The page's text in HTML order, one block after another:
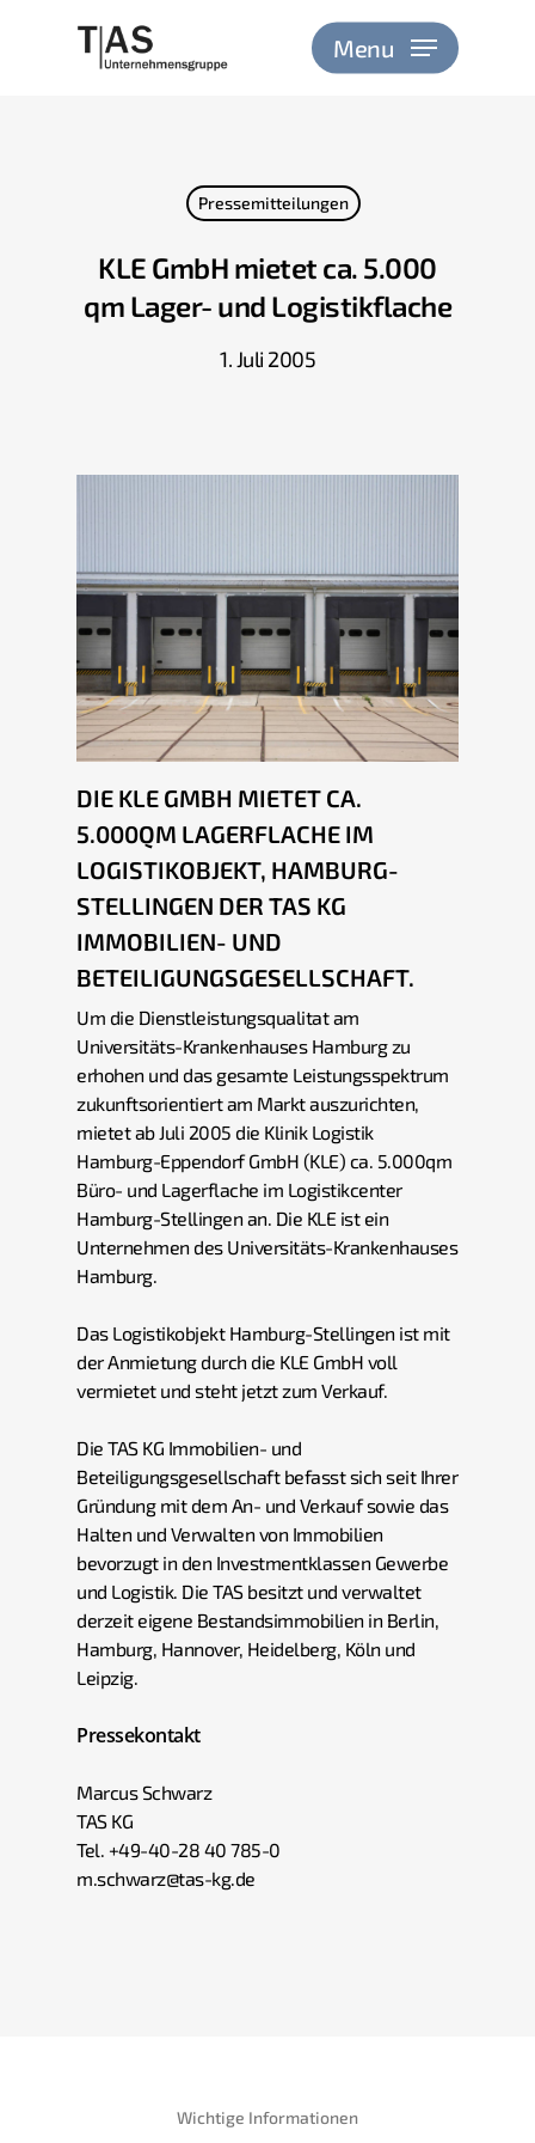
Menu
Pressemitteilungen
KLE GmbH mietet ca. 5.000
qm Lager- und Logistikflache
1. Juli 2005
DIE KLE GMBH MIETET CA.
5.000QM LAGERFLACHE IM
LOGISTIKOBJEKT, HAMBURG-
STELLINGEN DER TAS KG
IMMOBILIEN- UND
BETEILIGUNGSGESELLSCHAFT.
Um die Dienstleistungsqualitat am
Universitäts-Krankenhauses Hamburg zu
erhohen und das gesamte Leistungsspektrum
zukunftsorientiert am Markt auszurichten,
mietet ab Juli 2005 die Klinik Logistik
Hamburg-Eppendorf GmbH (KLE) ca. 5.000qm
Büro- und Lagerflache im Logistikcenter
Hamburg-Stellingen an. Die KLE ist ein
Unternehmen des Universitäts-Krankenhauses
Hamburg.
Das Logistikobjekt Hamburg-Stellingen ist mit
der Anmietung durch die KLE GmbH voll
vermietet und steht jetzt zum Verkauf.
Die TAS KG Immobilien- und
Beteiligungsgesellschaft befasst sich seit Ihrer
Gründung mit dem An- und Verkauf sowie das
Halten und Verwalten von Immobilien
bevorzugt in den Investmentklassen Gewerbe
und Logistik. Die TAS besitzt und verwaltet
derzeit eigene Bestandsimmobilien in Berlin,
Hamburg, Hannover, Heidelberg, Köln und
Leipzig.
Pressekontakt
Marcus Schwarz
TAS KG
Tel. +49-40-28 40 785-0
m.schwarz@tas-kg.de
Wichtige Informationen